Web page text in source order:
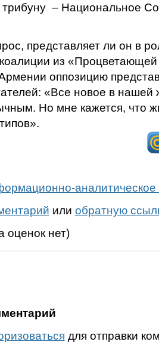
трибуну – Национальное
представляет ли он в
из
оппозицию
«Все новое в
Но мне кажется, что
аналитическое
или обратную
оценок нет)
для отправки